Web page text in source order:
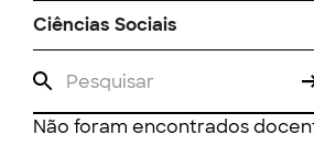
Ciências Sociais
Não foram encontrados